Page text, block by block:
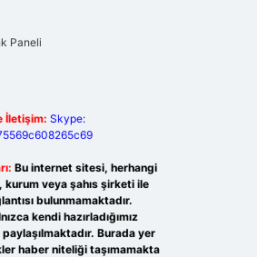
İletişim: Skype:
Bu internet sitesi, herhangi
kurum veya şahıs şirketi ile
bulunmamaktadır.
kendi hazırladığımız
Burada yer
haber niteliği taşımamakta